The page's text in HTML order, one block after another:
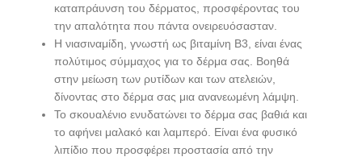
καταπράυνση του δέρματος, προσφέροντας του
την απαλότητα που πάντα ονειρευόσασταν.
Η νιασιναμίδη, γνωστή ως βιταμίνη B3, είναι ένας
πολύτιμος σύμμαχος για το δέρμα σας. Βοηθά
στην μείωση των ρυτίδων και των ατελειών,
δίνοντας στο δέρμα σας μια ανανεωμένη λάμψη.
Το σκουαλένιο ενυδατώνει το δέρμα σας βαθιά και
το αφήνει μαλακό και λαμπερό. Είναι ένα φυσικό
λιπίδιο που προσφέρει προστασία από την